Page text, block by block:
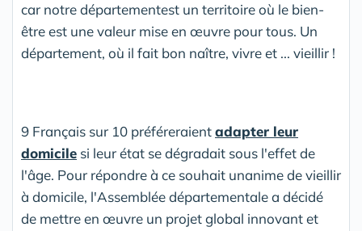
car notre départementest un territoire où le bien-
être est une valeur mise en œuvre pour tous. Un
département, où il fait bon naître, vivre et ... vieillir !
9 Français sur 10 préféreraientadapter leur
domicile si leur état se dégradait sous l'effet de
l'âge. Pour répondre à ce souhait unanime de vieillir
à domicile, l'Assemblée départementale a décidé
de mettre en œuvre un projet global innovant et